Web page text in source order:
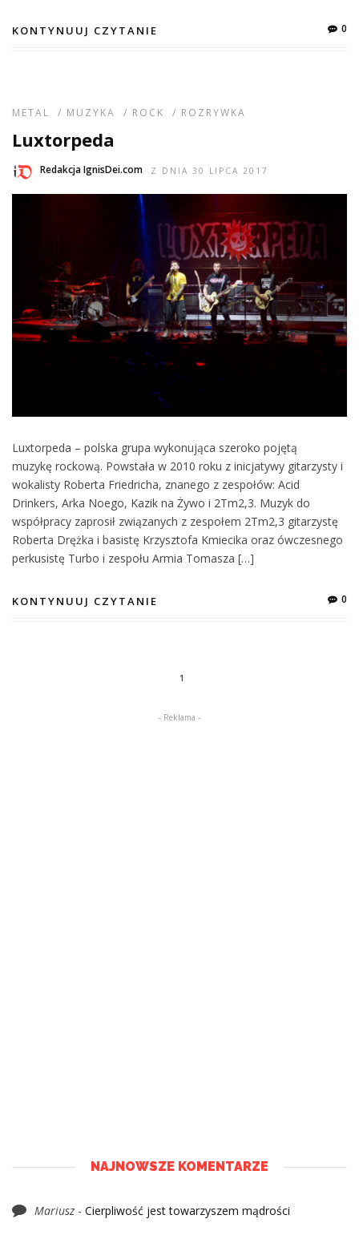
KONTYNUUJ CZYTANIE 0
METAL / MUZYKA / ROCK / ROZRYWKA
Luxtorpeda
Redakcja IgnisDei.com Z DNIA 30 LIPCA 2017
Luxtorpeda – polska grupa wykonująca szeroko pojętą
muzykę rockową. Powstała w 2010 roku z inicjatywy gitarzysty i
wokalisty Roberta Friedricha, znanego z zespołów: Acid
Drinkers, Arka Noego, Kazik na Żywo i 2Tm2,3. Muzyk do
współpracy zaprosił związanych z zespołem 2Tm2,3 gitarzystę
Roberta Drężka i basistę Krzysztofa Kmiecika oraz ówczesnego
perkusistę Turbo i zespołu Armia Tomasza […]
KONTYNUUJ CZYTANIE 0
1
- Reklama -
NAJNOWSZE KOMENTARZE
Mariusz - Cierpliwość jest towarzyszem mądrości